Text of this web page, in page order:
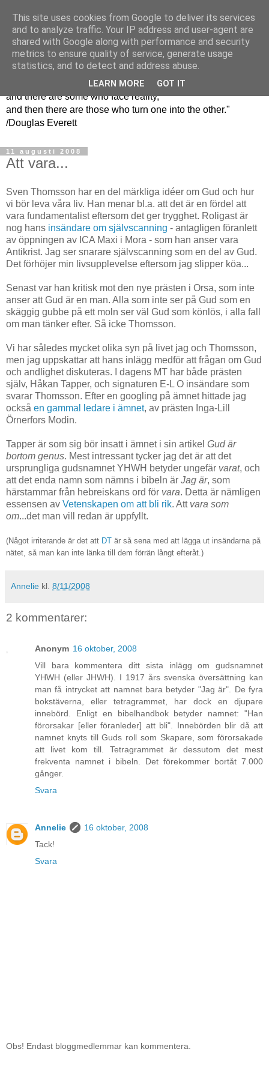
En grön kvinnas
funderingar
"There are some people who live in a dream world,
and there are some who face reality,
and then there are those who turn one into the other."
/Douglas Everett
11 augusti 2008
Att vara...
Sven Thomsson har en del märkliga idéer om Gud och hur
vi bör leva våra liv. Han menar bl.a. att det är en fördel att
vara fundamentalist eftersom det ger trygghet. Roligast är
nog hans insändare om självscanning - antagligen föranlett
av öppningen av ICA Maxi i Mora - som han anser vara
Antikrist. Jag ser snarare självscanning som en del av Gud.
Det förhöjer min livsupplevelse eftersom jag slipper köa...
Senast var han kritisk mot den nye prästen i Orsa, som inte
anser att Gud är en man. Alla som inte ser på Gud som en
skäggig gubbe på ett moln ser väl Gud som könlös, i alla fall
om man tänker efter. Så icke Thomsson.
Vi har således mycket olika syn på livet jag och Thomsson,
men jag uppskattar att hans inlägg medför att frågan om Gud
och andlighet diskuteras. I dagens MT har både prästen
själv, Håkan Tapper, och signaturen E-L O insändare som
svarar Thomsson. Efter en googling på ämnet hittade jag
också en gammal ledare i ämnet, av prästen Inga-Lill
Örnerfors Modin.
Tapper är som sig bör insatt i ämnet i sin artikel Gud är
bortom genus. Mest intressant tycker jag det är att det
ursprungliga gudsnamnet YHWH betyder ungefär varat, och
att det enda namn som nämns i bibeln är Jag är, som
härstammar från hebreiskans ord för vara. Detta är nämligen
essensen av Vetenskapen om att bli rik. Att vara som
om...det man vill redan är uppfyllt.
(Något irriterande är det att DT är så sena med att lägga ut insändarna på
nätet, så man kan inte länka till dem förrän långt efteråt.)
Annelie kl. 8/11/2008
2 kommentarer:
Anonym 16 oktober, 2008
Vill bara kommentera ditt sista inlägg om gudsnamnet
YHWH (eller JHWH). I 1917 års svenska översättning kan
man få intrycket att namnet bara betyder "Jag är". De fyra
bokstäverna, eller tetragrammet, har dock en djupare
innebörd. Enligt en bibelhandbok betyder namnet: "Han
förorsakar [eller föranleder] att bli". Innebörden blir då att
namnet knyts till Guds roll som Skapare, som förorsakade
att livet kom till. Tetragrammet är dessutom det mest
frekventa namnet i bibeln. Det förekommer bortåt 7.000
gånger.
Svara
Annelie
16 oktober, 2008
Tack!
Svara
Obs! Endast bloggmedlemmar kan kommentera.
This site uses cookies from Google to deliver its services
and to analyze traffic. Your IP address and user-agent are
shared with Google along with performance and security
metrics to ensure quality of service, generate usage
statistics, and to detect and address abuse.
LEARN MORE GOT IT